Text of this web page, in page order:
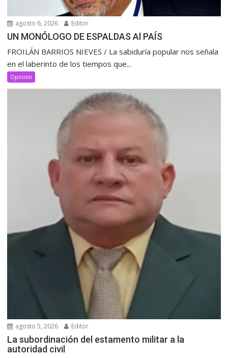
agosto 6, 2026 Editor
UN MONÓLOGO DE ESPALDAS Al PAÍS
FROILÁN BARRIOS NIEVES / La sabiduría popular nos señala
en el laberinto de los tiempos que...
Opinión
agosto 5, 2026 Editor
La subordinación del estamento militar a la
autoridad civil